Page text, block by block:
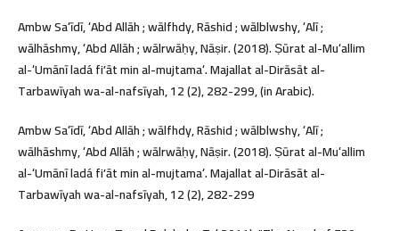
Ambw Saʻīdī, ʻAbd Allāh ; wālfhdy, Rāshid ; wālblwshy, ʻAlī ;
wālhāshmy, ʻAbd Allāh ; wālrwāḥy, Nāṣir. (2018). Ṣūrat al-Muʻallim
al-ʻUmānī ladá fiʼāt min al-mujtamaʻ. Majallat al-Dirāsāt al-
Tarbawīyah wa-al-nafsīyah, 12 (2), 282-299, (in Arabic).
Ambw Saʻīdī, ʻAbd Allāh ; wālfhdy, Rāshid ; wālblwshy, ʻAlī ;
wālhāshmy, ʻAbd Allāh ; wālrwāḥy, Nāṣir. (2018). Ṣūrat al-Muʻallim
al-ʻUmānī ladá fiʼāt min al-mujtamaʻ. Majallat al-Dirāsāt al-
Tarbawīyah wa-al-nafsīyah, 12 (2), 282-299